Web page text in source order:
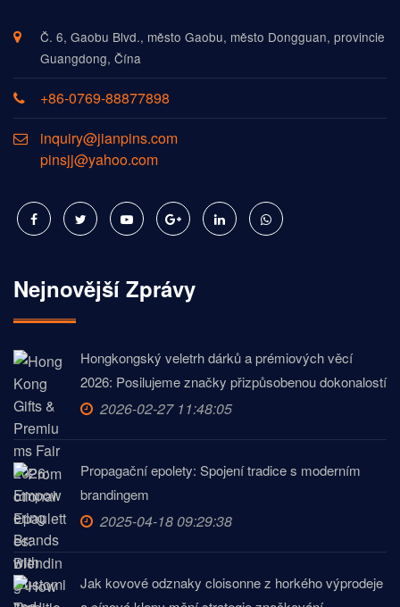
Č. 6, Gaobu Blvd., město Gaobu, město Dongguan, provincie
Guangdong, Čína
+86-0769-88877898
inquiry@jianpins.com
pinsjj@yahoo.com
Nejnovější Zprávy
Hongkongský veletrh dárků a prémiových věcí
2026: Posilujeme značky přizpůsobenou dokonalostí
2026-02-27 11:48:05
Propagační epolety: Spojení tradice s moderním
brandingem
2025-04-18 09:29:38
Jak kovové odznaky cloisonne z horkého výprodeje